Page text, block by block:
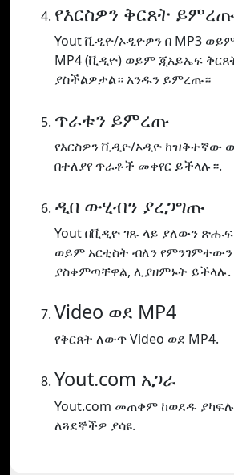
የእርስዎን ቅርጸት ይምረጡ
Yout ቪዲዮ/ኦዲዮዎን በ MP3 ወይም
MP4 (ቪዲዮ) ወይም ጂአይኤፍ
ያስችልዎታል። አንዱን ይምረጡ።
ጥራቱን ይምረጡ
የእርስዎን ቪዲዮ/ኦዲዮ ከዝቅተኛው
በተለያየ ጥራቶች መቀየር ይችላሉ።.
ዲበ ውሂብን ያረጋግጡ
Yout በቪዲዮ ገጹ ላይ ያለውን
ወይም አርቲስት ብለን የምንገምተውን
ያስቀምጣቸዋል, ሊያዘምኑት ይችላሉ.
Video ወደ MP4
የቅርጸት ለውጥ Video ወደ MP4.
Yout.com አጋራ
Yout.com መጠቀም ከወደዱ
ለጓደኞችዎ ያሳዩ.